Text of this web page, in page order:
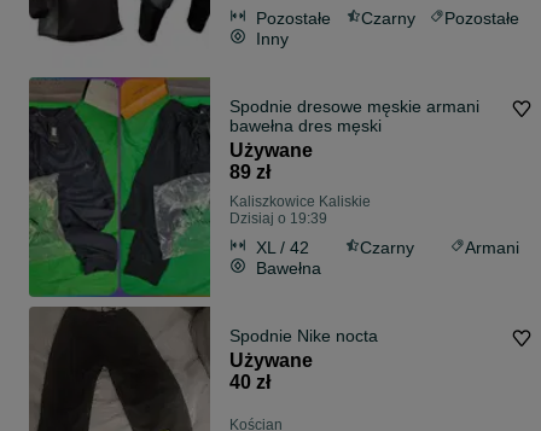
Pozostałe Czarny
Pozostałe
Inny
Spodnie dresowe męskie armani
bawełna dres męski
Używane
89 zł
Kaliszkowice Kaliskie
Dzisiaj o 19:39
XL / 42 Czarny
Armani
Bawełna
Spodnie Nike nocta
Używane
40 zł
Kościan